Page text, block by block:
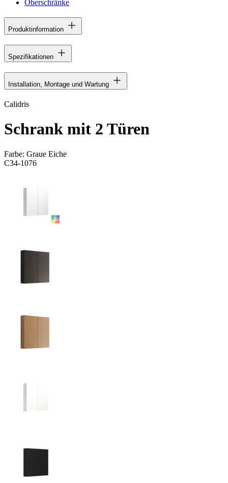
Oberschränke
Produktinformation
Spezifikationen
Installation, Montage und Wartung
Calidris
Schrank mit 2 Türen
Farbe: Graue Eiche
C34-1076